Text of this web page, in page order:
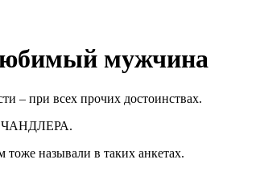
мужчина
– при всех прочих достоинствах.
ЧАНДЛЕРА.
называли в таких анкетах.